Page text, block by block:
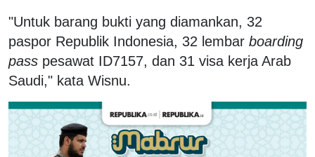
"Untuk barang bukti yang diamankan, 32
paspor Republik Indonesia, 32 lembar boarding
pass pesawat ID7157, dan 31 visa kerja Arab
Saudi," kata Wisnu.